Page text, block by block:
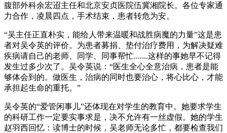
腹部外科余宏迢主任和北京安贞医院伍冀湘院长。各位专家通
力合作，凌晨四点，手术结束，患者转危为安。
“吴主任正直朴实，能给人带来温暖和战胜病魔的力量”这是患
者对吴令英的评价。为患者募捐、垫付治疗费用，为解决疑难
疾病请自己的老师、同学、同事帮忙.......这样的事她早不记得
发生过多少次了。吴令英说：“医生全心全意治病，患者是能
够体会到的。做医生，治病的同时也要治心，将心比心，才能
承担起生命的重托。”
吴令英的“爱管闲事儿”还体现在对学生的教育中。她要求学生
的科研工作一定要实事求是，决不允许有一丝虚假。她的学生
赵羽西回忆：读博士的时候，吴老师无论多忙，都要检查我们